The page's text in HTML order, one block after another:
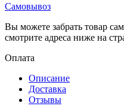
Самовывоз
Вы можете забрать товар
смотрите адреса ниже на
Оплата
Описание
Доставка
Отзывы